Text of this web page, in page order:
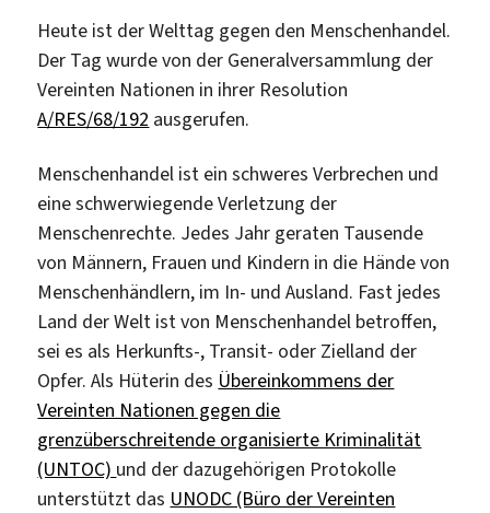
Heute ist der Welttag gegen den Menschenhandel.
Der Tag wurde von der Generalversammlung der
Vereinten Nationen in ihrer Resolution
A/RES/68/192 ausgerufen.
Menschenhandel ist ein schweres Verbrechen und
eine schwerwiegende Verletzung der
Menschenrechte. Jedes Jahr geraten Tausende
von Männern, Frauen und Kindern in die Hände von
Menschenhändlern, im In- und Ausland. Fast jedes
Land der Welt ist von Menschenhandel betroffen,
sei es als Herkunfts-, Transit- oder Zielland der
Opfer. Als Hüterin des Übereinkommens der
Vereinten Nationen gegen die
grenzüberschreitende organisierte Kriminalität
(UNTOC) und der dazugehörigen Protokolle
unterstützt das UNODC (Büro der Vereinten